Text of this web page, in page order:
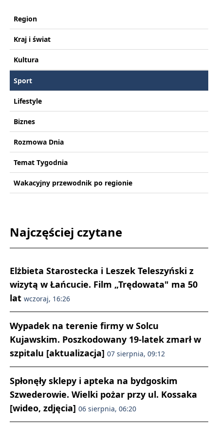
Region
Kraj i świat
Kultura
Sport
Lifestyle
Biznes
Rozmowa Dnia
Temat Tygodnia
Wakacyjny przewodnik po regionie
Najczęściej czytane
Elżbieta Starostecka i Leszek Teleszyński z
wizytą w Łańcucie. Film „Trędowata" ma 50
lat wczoraj, 16:26
Wypadek na terenie firmy w Solcu
Kujawskim. Poszkodowany 19-latek zmarł w
szpitalu [aktualizacja] 07 sierpnia, 09:12
Spłonęły sklepy i apteka na bydgoskim
Szwederowie. Wielki pożar przy ul. Kossaka
[wideo, zdjęcia] 06 sierpnia, 06:20